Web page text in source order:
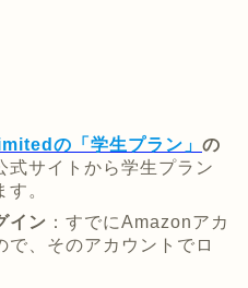
の「学生プラン」 の
式サイトから学生プラン
。
イン ：すでにAmazonアカ
で、そのアカウントでロ